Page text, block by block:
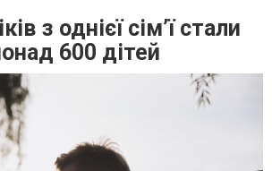
з однієї сім’ї стали
600 дітей